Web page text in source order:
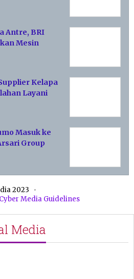
Antre, BRI
Mesin
Kelapa
Layani
Masuk ke
Group
2023
Cyber Media Guidelines
Media